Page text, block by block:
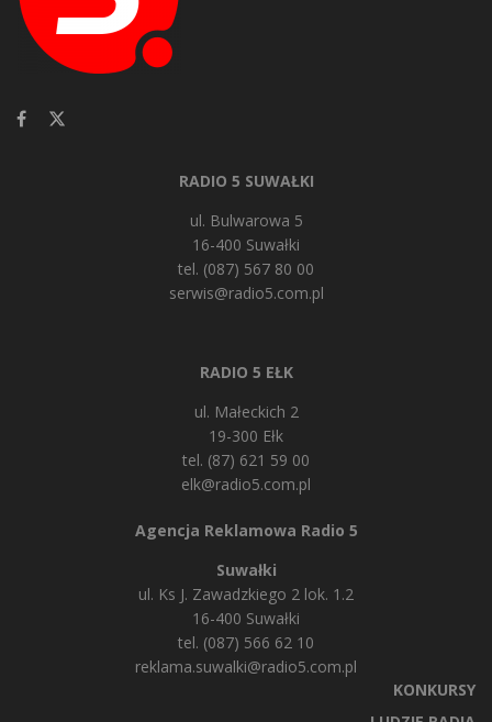
RADIO 5 SUWAŁKI
ul. Bulwarowa 5
16-400 Suwałki
tel. (087) 567 80 00
serwis@radio5.com.pl
RADIO 5 EŁK
ul. Małeckich 2
19-300 Ełk
tel. (87) 621 59 00
elk@radio5.com.pl
Agencja Reklamowa Radio 5
Suwałki
ul. Ks J. Zawadzkiego 2 lok. 1.2
16-400 Suwałki
tel. (087) 566 62 10
reklama.suwalki@radio5.com.pl
KONKURSY